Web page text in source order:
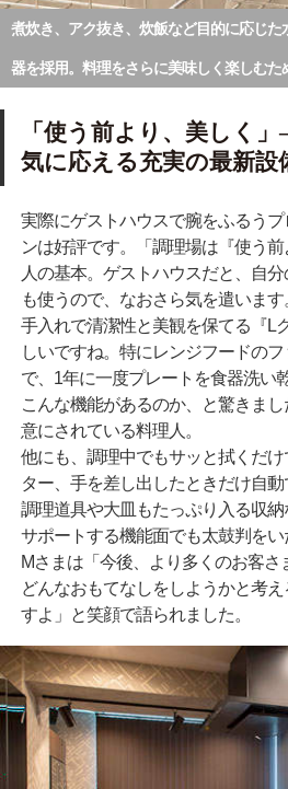
煮炊き、アク抜き、炊飯など目的に応じ
器を採用。料理をさらに美味しく楽しむた
「使う前より、美しく
気に応える充実の最新設
実際にゲストハウスで腕をふるう
ンは好評です。「調理場は『使う
人の基本。ゲストハウスだと、自
も使うので、なおさら気を遣いま
手入れで清潔性と美観を保てる『L
しいですね。特にレンジフードの
で、1年に一度プレートを食器洗い
こんな機能があるのか、と驚きま
意にされている料理人。
他にも、調理中でもサッと拭くだ
ター、手を差し出したときだけ自
調理道具や大皿もたっぷり入る収
サポートする機能面でも太鼓判をい
Mさまは「今後、より多くのお客さ
どんなおもてなしをしようかと考
すよ」と笑顔で語られました。